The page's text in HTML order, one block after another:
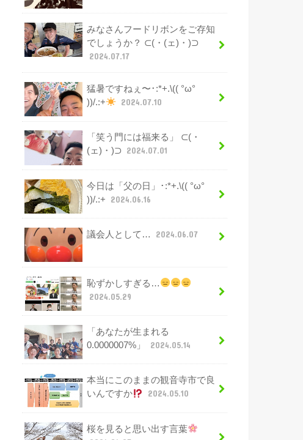
みなさんフードリボンをご存知
でしょうか？ ⊂(・(ェ)・)⊃
2024.07.17
猛暑ですねぇ〜･:*+.\(( °ω°
))/.:+
2024.07.10
「笑う門には福来る」 ⊂(・
(ェ)・)⊃
2024.07.01
今日は「父の日」･:*+.\(( °ω°
))/.:+
2024.06.16
議会人として… 2024.06.07
恥ずかしすぎる…
2024.05.29
「あなたが生まれる
0.0000007%」
2024.05.14
本当にこのままの観音寺市で良
いんですか
2024.05.10
桜を見ると思い出す言葉